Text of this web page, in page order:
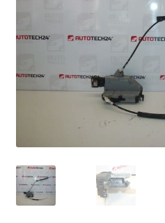
Obchodní podmínky
Platby